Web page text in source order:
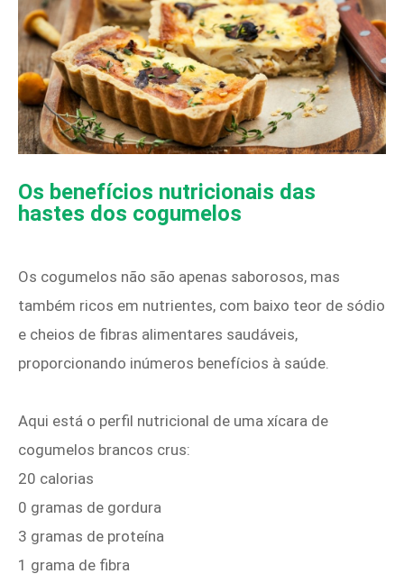
Os benefícios nutricionais das
hastes dos cogumelos
Os cogumelos não são apenas saborosos, mas
também ricos em nutrientes, com baixo teor de sódio
e cheios de fibras alimentares saudáveis,
proporcionando inúmeros benefícios à saúde.
Aqui está o perfil nutricional de uma xícara de
cogumelos brancos crus:
20 calorias
0 gramas de gordura
3 gramas de proteína
1 grama de fibra